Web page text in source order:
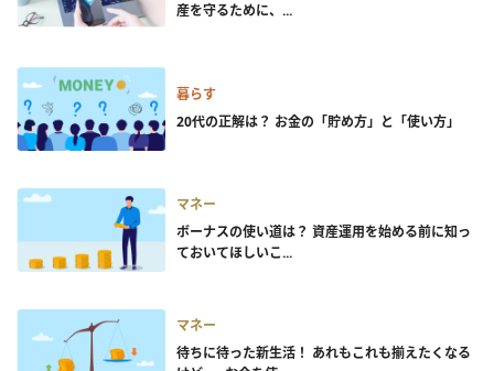
産を守るために、...
暮らす
20代の正解は？ お金の「貯め方」と「使い方」
マネー
ボーナスの使い道は？ 資産運用を始める前に知っ
ておいてほしいこ...
マネー
待ちに待った新生活！ あれもこれも揃えたくなる